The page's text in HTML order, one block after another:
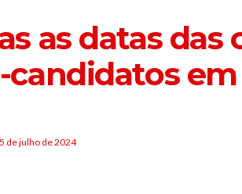
as datas das
em
de julho de 2024